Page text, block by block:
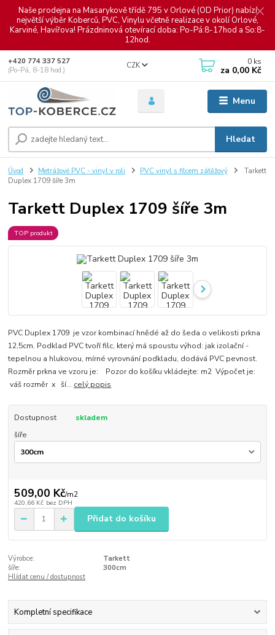
Naše prodejna na Masarykově třídě 795 v Orlové (OD Prior) nabízí
největší výběr Koberců, PVC, Vinylu včetně realizace v okolí Orlové,
Karviné, Havířova! Prázdninová otevírací doba: Po-Pá:8-17hod a So:8-
12hod.
Menu
CZK
Hledat
+420 774 337 527
(Po-Pá, 8-18 hod.)
0 ks
za 0,00 Kč
Úvod Metrážové PVC - vinyl v roli PVC vinyl s filcem zátěžový
Tarkett
Duplex 1709 šíře 3m
Tarkett Duplex 1709 šíře 3m
TOP produkt
PVC Duplex 1709 je vzor kombinací hnědé až do šeda o velikosti prkna
12,5cm. Podklad PVC tvoří filc, který má spoustu výhod: jak izolační -
tepelnou a hlukovou, mírné vyrovnání podkladu, dodává PVC pevnost.
Rozměr prkna ve vzoru je: Pozor do košíku vkládejte: m2 Výpočet je:
váš rozměr x ší... celý popis
Dostupnost
skladem
šíře
509,00 Kč/m2
420,66 Kč bez DPH
Přidat do košíku
Výrobce:
Tarkett
šíře:
300cm
Hlídat cenu / dostupnost
Kompletní specifikace